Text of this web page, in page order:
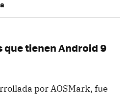
que tienen Android 9
por AOSMark, fue